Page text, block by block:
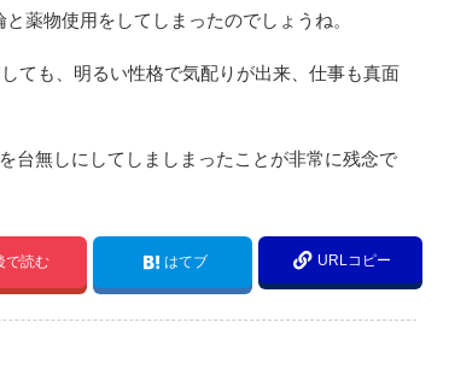
薬物使用をしてしまったのでしょうね。
ても、明るい性格で気配りが出来、仕事も真面
台無しにしてしましまったことが非常に残念で
で読む はてブ URLコピー